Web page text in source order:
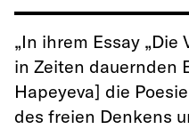
„In ihrem Essay
in Zeiten dauernden
Hapeyeva] die
des freien Denkens